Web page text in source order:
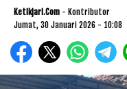
Ketikjari.com - Kontributor
Jumat, 30 Januari 2026 - 10:08